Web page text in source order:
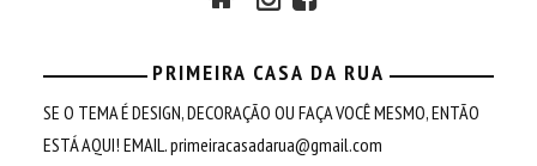
PRIMEIRA CASA DA RUA
SE O TEMA É DESIGN, DECORAÇÃO OU FAÇA VOCÊ MESMO, ENTÃO
ESTÁ AQUI! EMAIL.primeiracasadarua@gmail.com